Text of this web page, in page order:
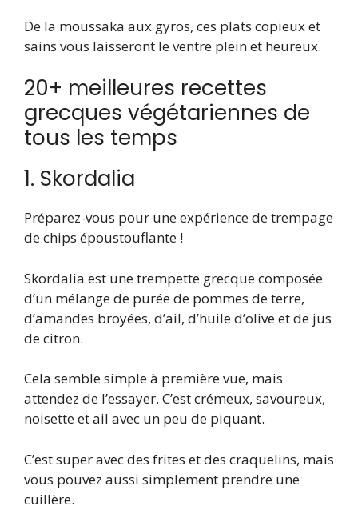
De la moussaka aux gyros, ces plats copieux et
sains vous laisseront le ventre plein et heureux.
20+ meilleures recettes
grecques végétariennes de
tous les temps
1. Skordalia
Préparez-vous pour une expérience de trempage
de chips époustouflante !
Skordalia est une trempette grecque composée
d’un mélange de purée de pommes de terre,
d’amandes broyées, d’ail, d’huile d’olive et de jus
de citron.
Cela semble simple à première vue, mais
attendez de l’essayer. C’est crémeux, savoureux,
noisette et ail avec un peu de piquant.
C’est super avec des frites et des craquelins, mais
vous pouvez aussi simplement prendre une
cuillère.